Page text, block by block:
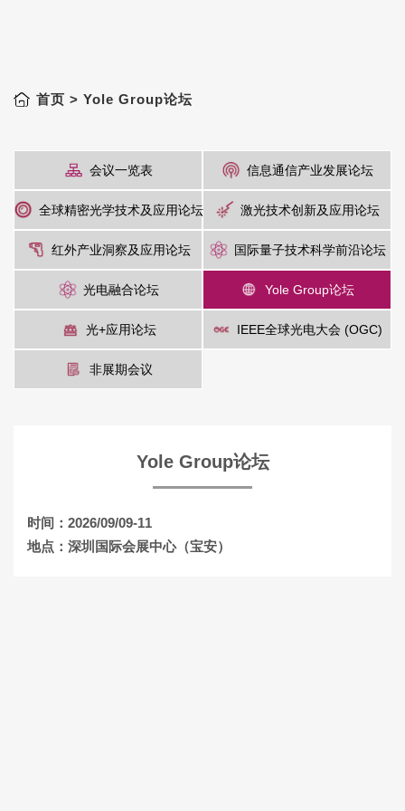
首页 > Yole Group论坛
会议一览表 信息通信产业发展论坛
全球精密光学技术及应用论坛 激光技术创新及应用论坛
红外产业洞察及应用论坛 国际量子技术科学前沿论坛
光电融合论坛 Yole Group论坛
光+应用论坛 IEEE全球光电大会 (OGC)
非展期会议
Yole Group论坛
时间：2026/09/09-11
地点：深圳国际会展中心（宝安）